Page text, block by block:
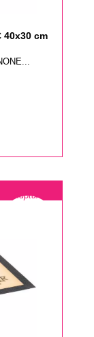
40x30 cm
Rupture